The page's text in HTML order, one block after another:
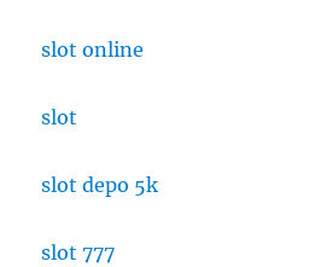
slot online
slot
slot depo 5k
slot 777